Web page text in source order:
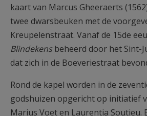
kaart van Marcus Gheeraerts
twee dwarsbeuken met de
Kreupelenstraat. Vanaf de 15de
Blindekensbeheerd door het Sint-
dat zich in de Boeveriestraat
Rond de kapel worden in de
godshuizen opgericht op initiatief
Marius Voet en Laurentia Soutieu.